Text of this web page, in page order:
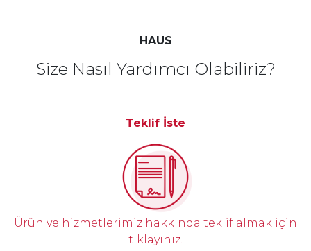
HAUS
Size Nasıl Yardımcı Olabiliriz?
Teklif İste
Ürün ve hizmetlerimiz hakkında teklif almak için
tıklayınız.